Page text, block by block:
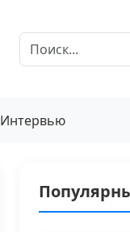
Интервью